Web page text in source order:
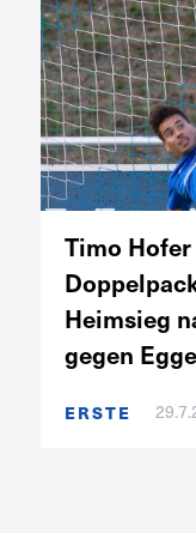
Timo
Heimsieg
gegen
ERSTE